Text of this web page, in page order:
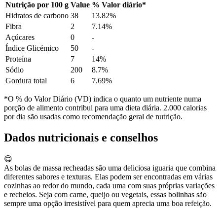
Nutrição por 100 g Value % Valor diário*
Hidratos de carbono 38
13.82%
Fibra
2
7.14%
Açúcares
0
-
Índice Glicémico
50
-
Proteína
7
14%
Sódio
200
8.7%
Gordura total
6 7.69%
*O % do Valor Diário (VD) indica o quanto um nutriente numa
porção de alimento contribui para uma dieta diária. 2.000 calorias
por dia são usadas como recomendação geral de nutrição.
Dados nutricionais e conselhos
😋
As bolas de massa recheadas são uma deliciosa iguaria que combina
diferentes sabores e texturas. Elas podem ser encontradas em várias
cozinhas ao redor do mundo, cada uma com suas próprias variações
e recheios. Seja com carne, queijo ou vegetais, essas bolinhas são
sempre uma opção irresistível para quem aprecia uma boa refeição.